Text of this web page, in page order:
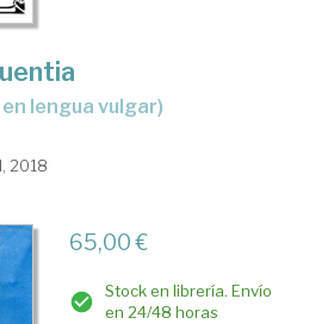
en lengua vulgar)
2018
65,00 €
Stock en librería. Envío
en 24/48 horas